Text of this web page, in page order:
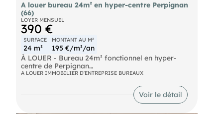
A louer bureau 24m² en hyper-centre Perpignan
(66)
LOYER MENSUEL
390 €
SURFACE
24 m²
MONTANT AU M²
195 €/m²/an
À LOUER - Bureau 24m² fonctionnel en hyper-
centre de Perpignan
artisans ou espaces de coworking
Situé à seulement 400 mètres de la gare TGV de
A LOUER IMMOBILIER D'ENTREPRISE BUREAUX
Voir le détail